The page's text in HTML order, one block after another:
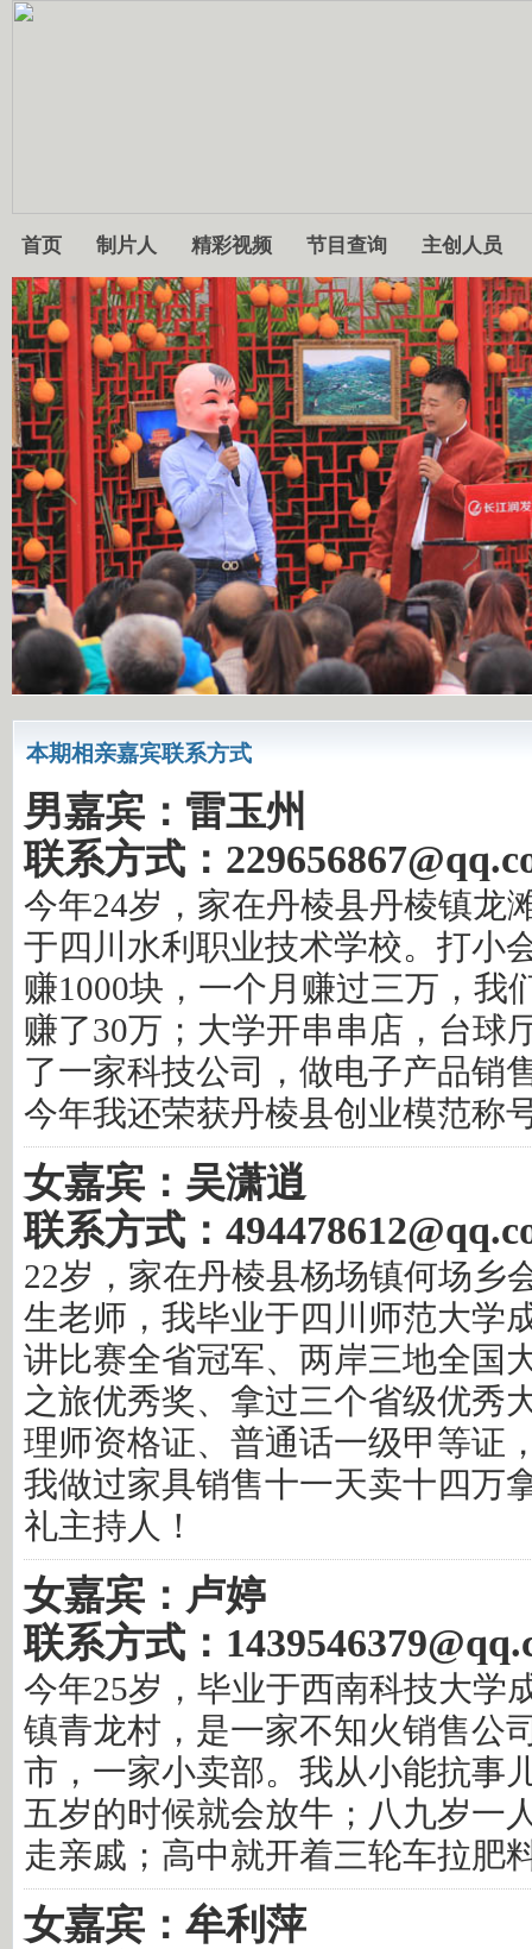
首页 制片人 精彩视频 节目查询 主创人员
本期相亲嘉宾联系方式
男嘉宾：雷玉州
联系方式：
今年24岁，家在丹棱县丹棱镇龙
于四川水利职业技术学校。打小
赚1000块，一个月赚过三万，我
赚了30万；大学开串串店，台球
了一家科技公司，做电子产品销
今年我还荣获丹棱县创业模范称
女嘉宾：吴潇逍
联系方式：
22岁，家在丹棱县杨场镇何场乡
生老师，我毕业于四川师范大学
讲比赛全省冠军、两岸三地全国
之旅优秀奖、拿过三个省级优秀
理师资格证、普通话一级甲等证
我做过家具销售十一天卖十四万
礼主持人！
女嘉宾：卢婷
联系方式：
今年25岁，毕业于西南科技大学
镇青龙村，是一家不知火销售公
市，一家小卖部。我从小能抗事
五岁的时候就会放牛；八九岁一
走亲戚；高中就开着三轮车拉肥
女嘉宾：牟利萍